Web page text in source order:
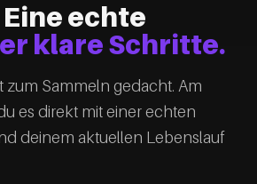
Eine echte
klare Schritte.
zum Sammeln gedacht. Am
es direkt mit einer echten
deinem aktuellen Lebenslauf